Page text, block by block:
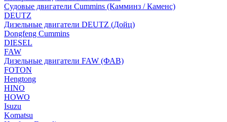
Судовые двигатели Cummins (Камминз / Каменс)
DEUTZ
Дизельные двигатели DEUTZ (Дойц)
Dongfeng Cummins
DIESEL
FAW
Дизельные двигатели FAW (ФАВ)
FOTON
Hengtong
HINO
HOWO
Isuzu
Komatsu